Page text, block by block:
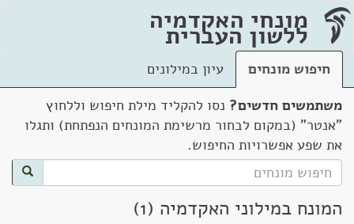
מונחי האקדמיה
ללשון העברית
חיפוש מונחים
עיון במילונים
משתמשים חדשים? נסו להקליד מילת חיפוש וללחוץ
"אנטר" (במקום לבחור מרשימת המונחים הנפתחת) ותגלו
את שפע אפשרויות החיפוש.
המונח במילוני האקדמיה (1)